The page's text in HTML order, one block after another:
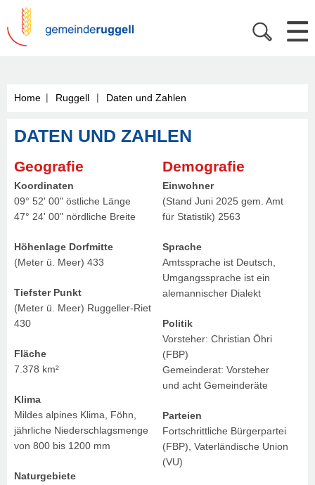
Home | Ruggell | Daten und Zahlen
DATEN UND ZAHLEN
Geografie
Koordinaten
09° 52' 00" östliche Länge
47° 24' 00" nördliche Breite
Höhenlage Dorfmitte
(Meter ü. Meer) 433
Tiefster Punkt
(Meter ü. Meer) Ruggeller-Riet
430
Fläche
7.378 km²
Klima
Mildes alpines Klima, Föhn,
jährliche Niederschlagsmenge
von 800 bis 1200 mm
Naturgebiete
Demografie
Einwohner
(Stand Juni 2025 gem. Amt
für Statistik) 2563
Sprache
Amtssprache ist Deutsch,
Umgangssprache ist ein
alemannischer Dialekt
Politik
Vorsteher: Christian Öhri
(FBP)
Gemeinderat: Vorsteher
und acht Gemeinderäte
Parteien
Fortschrittliche Bürgerpartei
(FBP), Vaterländische Union
(VU)